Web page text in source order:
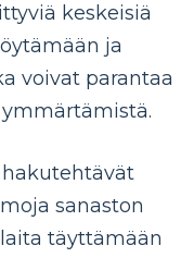
keskeisiä
ja
voivat parantaa
sanaston
täyttämään